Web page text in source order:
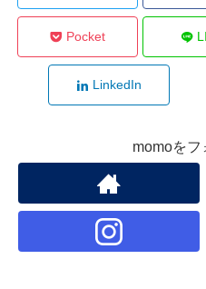
Pocket
LinkedIn
momoをフ